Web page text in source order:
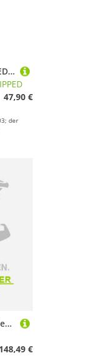
seaEQ YACHTSPORT EQUIPPED Stegfender, Dockfender, Fender für Steg DF 40 schwarz
47,90 €
der
Plastimo Round Fender Golden 85 cm
148,49 €